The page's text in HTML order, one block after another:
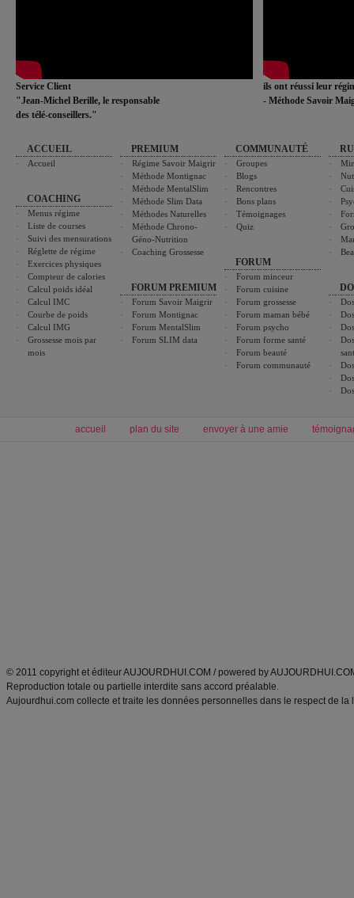
Service Client
"Jean-Michel Berille, le responsable
des télé-conseillers."
ils ont réussi leur
- Méthode Savoir
ACCUEIL
Accueil
COACHING
Menus régime
Liste de courses
Suivi des mensurations
Réglette de régime
Exercices physiques
Compteur de calories
Calcul poids idéal
Calcul IMC
Courbe de poids
Calcul IMG
Grossesse mois par
mois
PREMIUM
Régime Savoir Maigrir
Méthode Montignac
Méthode MentalSlim
Méthode Slim Data
Méthodes Naturelles
Méthode Chrono-
Géno-Nutrition
Coaching Grossesse
FORUM PREMIUM
Forum Savoir Maigrir
Forum Montignac
Forum MentalSlim
Forum SLIM data
COMMUNAUTÉ
Groupes
Blogs
Rencontres
Bons plans
Témoignages
Quiz
FORUM
Forum minceur
Forum cuisine
Forum grossesse
Forum maman bébé
Forum psycho
Forum forme santé
Forum beauté
Forum communauté
accueil plan du site envoyer à une amie
© 2011 copyright et éditeur AUJOURDHUI.COM / powered by
Reproduction totale ou partielle interdite sans accord préalable.
Aujourdhui.com collecte et traite les données personnelles dans le respect de